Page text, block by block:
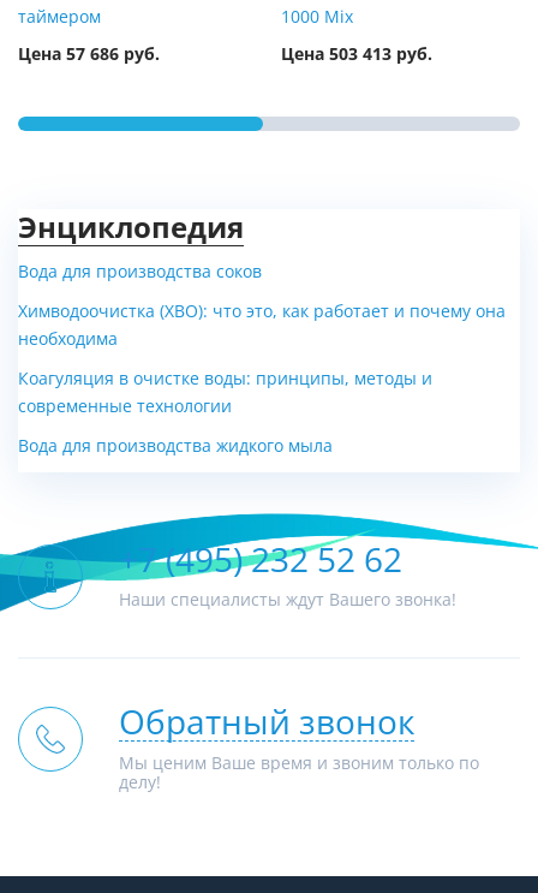
таймером
Цена 57 686 руб.
1000 Mix
Цена 503 413 руб.
Энциклопедия
Вода для производства соков
Химводоочистка (ХВО): что это, как работает и почему она
необходима
Коагуляция в очистке воды: принципы, методы и
современные технологии
Вода для производства жидкого мыла
+7 (495) 232 52 62
Наши специалисты ждут Вашего звонка!
Обратный звонок
Мы ценим Ваше время и звоним только по
делу!